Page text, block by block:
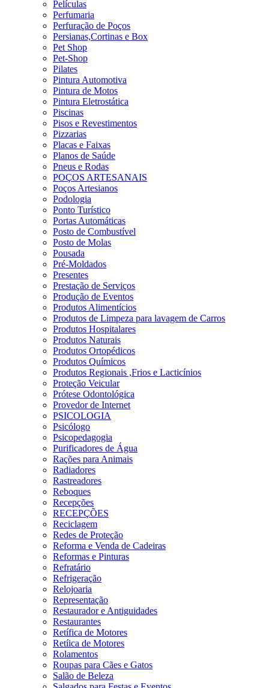
Películas
Perfumaria
Perfuração de Poços
Persianas,Cortinas e Box
Pet Shop
Pet-Shop
Pilates
Pintura Automotiva
Pintura de Motos
Pintura Eletrostática
Piscinas
Pisos e Revestimentos
Pizzarias
Placas e Faixas
Planos de Saúde
Pneus e Rodas
POÇOS ARTESANAIS
Poços Artesianos
Podologia
Ponto Turístico
Portas Automáticas
Posto de Combustível
Posto de Molas
Pousada
Pré-Moldados
Presentes
Prestação de Serviços
Produção de Eventos
Produtos Alimentícios
Produtos de Limpeza para lavagem de Carros
Produtos Hospitalares
Produtos Naturais
Produtos Ortopédicos
Produtos Químicos
Produtos Regionais ,Frios e Lacticínios
Proteção Veicular
Prótese Odontológica
Provedor de Internet
PSICOLOGIA
Psicólogo
Psicopedagogia
Purificadores de Água
Rações para Animais
Radiadores
Rastreadores
Reboques
Recepções
RECEPÇÕES
Reciclagem
Redes de Proteção
Reforma e Venda de Cadeiras
Reformas e Pinturas
Refratário
Refrigeração
Relojoaria
Representação
Restaurador e Antiguidades
Restaurantes
Retífica de Motores
Retíica de Motores
Rolamentos
Roupas para Cães e Gatos
Salão de Beleza